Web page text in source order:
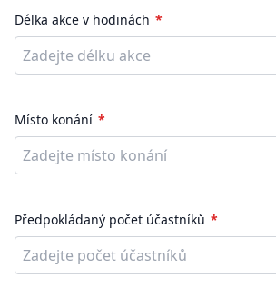
Délka akce v hodinách
Místo konání
Předpokládaný počet účastníků